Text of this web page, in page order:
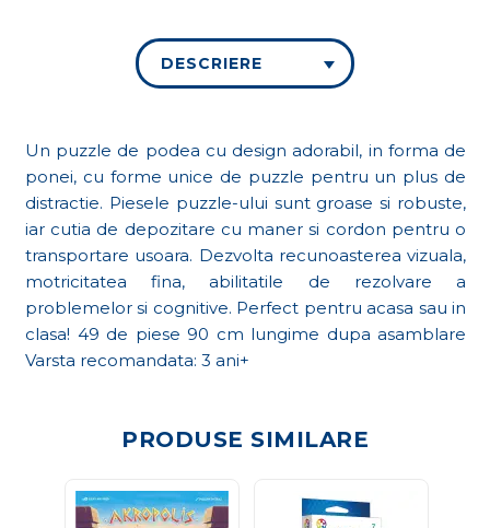
DESCRIERE
Un puzzle de podea cu design adorabil, in forma de
ponei, cu forme unice de puzzle pentru un plus de
distractie. Piesele puzzle-ului sunt groase si robuste,
iar cutia de depozitare cu maner si cordon pentru o
transportare usoara. Dezvolta recunoasterea vizuala,
motricitatea fina, abilitatile de rezolvare a
problemelor si cognitive. Perfect pentru acasa sau in
clasa! 49 de piese 90 cm lungime dupa asamblare
Varsta recomandata: 3 ani+
PRODUSE SIMILARE